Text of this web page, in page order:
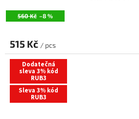
560 Kč –8 %
515 Kč / pcs
Dodatečná
sleva 3% kód
RUB3
Sleva 3% kód
RUB3